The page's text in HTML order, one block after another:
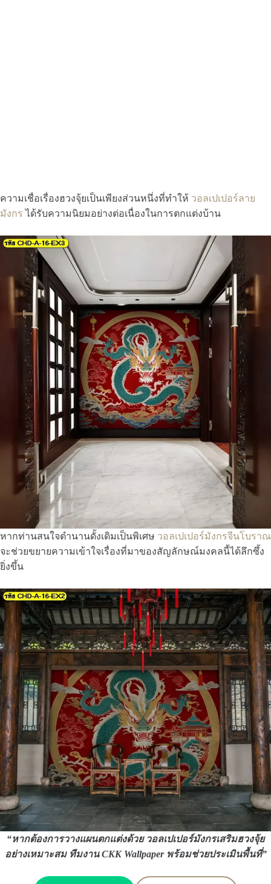
ความเชื่อเรื่องฮวงจุ้ยเป็นเพียงส่วนหนึ่งที่ทำให้ วอลเปเปอร์ลาย
มังกร ได้รับความนิยมอย่างต่อเนื่องในการตกแต่งบ้าน
หากท่านสนใจตำนานดั้งเดิมเป็นพิเศษ วอลเปเปอร์มังกรจีนโบราณ
จะช่วยขยายความเข้าใจเรื่องที่มาของสัญลักษณ์มงคลนี้ได้ลึกซึ้ง
ยิ่งขึ้น
“หากต้องการวางแผนตกแต่งด้วย วอลเปเปอร์มังกรเสริมฮวงจุ้ย
อย่างเหมาะสม ทีมงาน CKK Wallpaper พร้อมช่วยประเมินพื้นที่”